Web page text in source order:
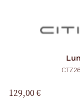
129,00 €